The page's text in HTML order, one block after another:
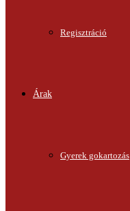
Regisztráció
Árak
Gyerek gokartozás